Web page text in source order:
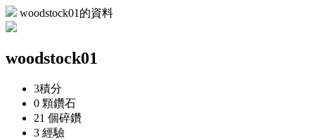
woodstock01的資料
woodstock01
3積分
0 顆鑽石
21 個碎鑽
3 經驗